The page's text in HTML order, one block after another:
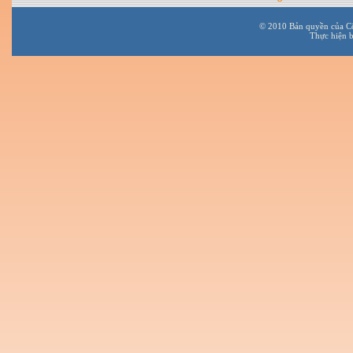
© 2010 Bản quyền của
Thực hiện